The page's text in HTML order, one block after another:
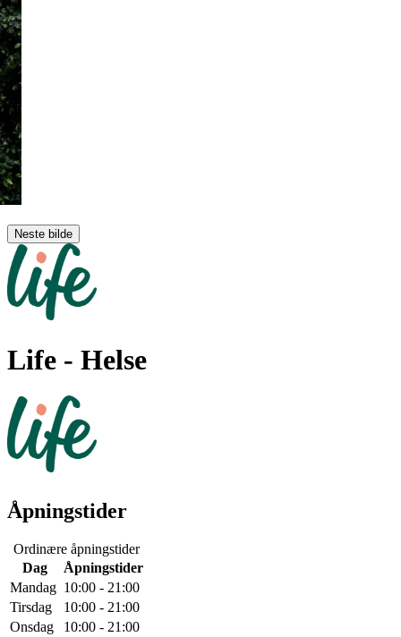
Neste bilde
Life - Helse
Åpningstider
Ordinære åpningstider
Dag
Åpningstider
Mandag 10:00 - 21:00
Tirsdag
10:00 - 21:00
Onsdag
10:00 - 21:00